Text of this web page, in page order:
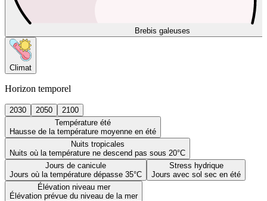
Brebis galeuses
Climat
Horizon temporel
2030 2050
2100
Température été
Hausse de la température moyenne en été
Nuits tropicales
Nuits où la température ne descend pas sous 20°C
Jours de canicule
Jours où la température dépasse 35°C
Stress hydrique
Jours avec sol sec en été
Élévation niveau mer
Élévation prévue du niveau de la mer